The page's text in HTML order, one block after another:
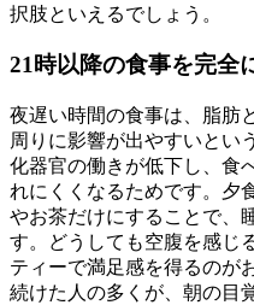
択肢といえるでしょう。
21時以降の食事を完全
夜遅い時間の食事は、
脂肪
周りに影響が出やすいとい
化器官の働きが低下し、食
れにくくなるためです。夕
やお茶だけにすることで、
す。どうしても空腹を感じ
ティーで満足感を得るのが
続けた人の多くが、朝の目